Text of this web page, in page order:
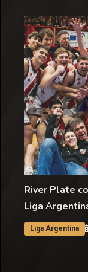
River Plate
Liga
Liga Argentina